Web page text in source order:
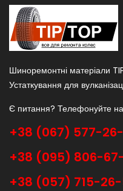
Шиноремонтні матеріали
Устаткування для
Є питання? Телефонуйте
+38 (067) 577-
+38 (095) 806-
+38 (057) 715-